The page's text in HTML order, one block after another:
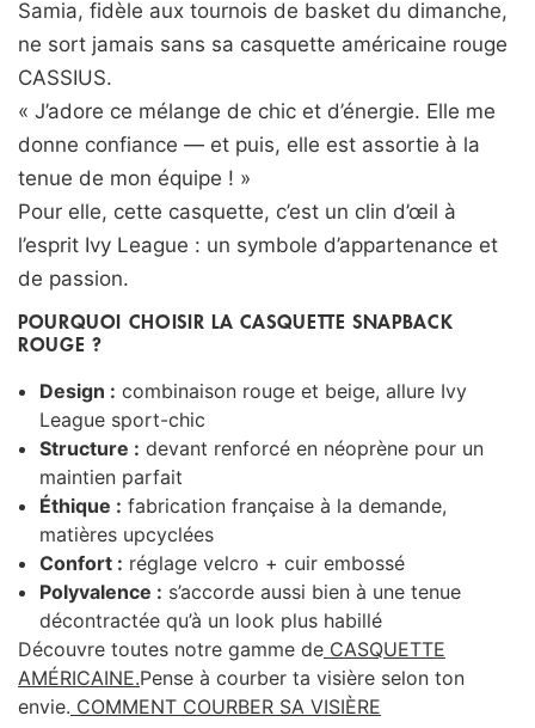
Samia, fidèle aux tournois de basket du dimanche,
ne sort jamais sans sa casquette américaine rouge
CASSIUS.
« J’adore ce mélange de chic et d’énergie. Elle me
donne confiance — et puis, elle est assortie à la
tenue de mon équipe ! »
Pour elle, cette casquette, c’est un clin d’œil à
l’esprit Ivy League : un symbole d’appartenance et
de passion.
POURQUOI CHOISIR LA CASQUETTE SNAPBACK
ROUGE ?
Design : combinaison rouge et beige, allure Ivy
League sport-chic
Structure : devant renforcé en néoprène pour un
maintien parfait
Éthique : fabrication française à la demande,
matières upcyclées
Confort : réglage velcro + cuir embossé
Polyvalence : s’accorde aussi bien à une tenue
décontractée qu’à un look plus habillé
Découvre toutes notre gamme de CASQUETTE
AMÉRICAINE.Pense à courber ta visière selon ton
envie. COMMENT COURBER SA VISIÈRE